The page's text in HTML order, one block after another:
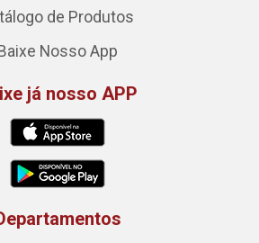
de Produtos
Baixe Nosso App
já nosso APP